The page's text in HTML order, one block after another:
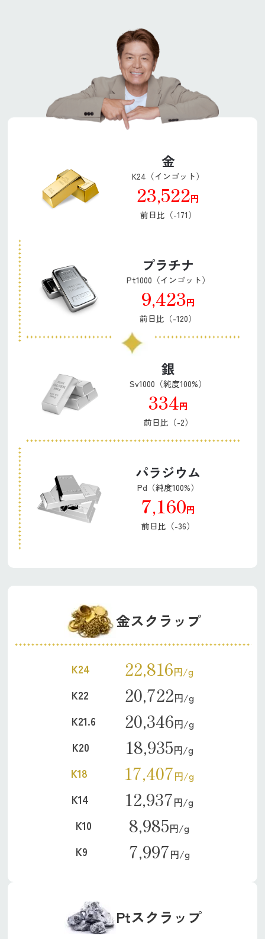
金
K24（インゴット）
23,522円
前日比（-171）
プラチナ
Pt1000（インゴット）
9,423円
前日比（-120）
銀
Sv1000（純度100%）
334円
前日比（-2）
パラジウム
Pd（純度100%）
7,160円
前日比（-36）
金スクラップ
K24 22,816円/g
K22 20,722円/g
K21.6 20,346円/g
K20 18,935円/g
K18 17,407円/g
K14 12,937円/g
K10 8,985円/g
K9 7,997円/g
Ptスクラップ